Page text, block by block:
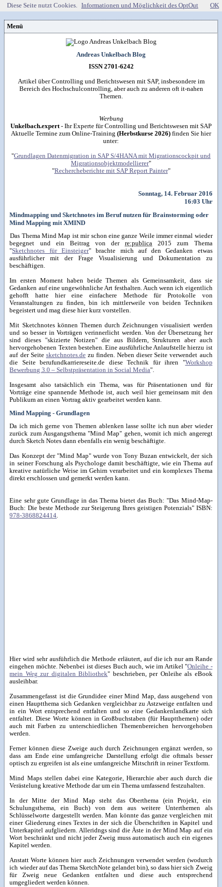
Menü
unkelbach.expert
Internet (149)
Office (90)
Artikelsuche
Apps für Android
Webempfehlungen
Workshop & Seminar
Autorenleben
Weitere Projekte
Datenschutzerklärung
Andreas Unkelbach Blog
ISSN 2701-6242
Artikel über Controlling und Berichtswesen mit SAP, insbesondere im
Bereich des Hochschulcontrolling, aber auch zu anderen oft it-nahen
Themen.
Werbung
Unkelbach.expert- Ihr Experte für Controlling und Berichtswesen mit SAP
Aktuelle Termine zum Online-Training (Herbstkurse 2026) finden Sie hier
unter:
"Grundlagen Datenmigration in SAP S/4HANA mit Migrationscockpit und
Migrationsobjektmodellierer"
"Rechercheberichte mit SAP Report Painter"
Sonntag, 14. Februar 2016
16:03 Uhr
Mindmapping und Sketchnotes im Beruf nutzen für Brainstorming oder
Mind Mapping mit XMIND
Das Thema Mind Map ist mir schon eine ganze Weile immer einmal wieder
begegnet und ein Beitrag von derre:publica 2015 zum Thema
"Sketchnotes für Einsteiger" brachte mich auf den Gedanken etwas
ausführlicher mit der Frage Visualisierung und Dokumentation zu
beschäftigen.
Im ersten Moment haben beide Themen als Gemeinsamkeit, dass sie
Gedanken auf eine ungewöhnliche Art festhalten. Auch wenn ich eigentlich
gehofft hatte hier eine einfachere Methode für Protokolle von
Veranstaltungen zu finden, bin ich mittlerweile von beiden Techniken
begeistert und mag diese hier kurz vorstellen.
Mit Sketchnotes können Themen durch Zeichnungen visualisiert werden
und so besser in Vorträgen verinnerlicht werden. Von der Übersetzung her
sind dieses "skizierte Notizen" die aus Bildern, Strukturen aber auch
hervorgehobenen Texten bestehen. Eine ausführliche Anlaufstelle hierzu ist
auf der Seite sketchnotes.dezu finden. Neben dieser Seite verwendet auch
die Seite berufundkarriereseite.de diese Technik für ihren "Workshop
Bewerbung 3.0 – Selbstpräsentation in Social Media".
Insgesamt also tatsächlich ein Thema, was für Präsentationen und für
Vorträge eine spannende Methode ist, auch weil hier gemeinsam mit den
Publikum an einen Vortrag aktiv gearbeitet werden kann.
Mind Mapping - Grundlagen
Da ich mich gerne von Themen ablenken lasse sollte ich nun aber wieder
zurück zum Ausgangsthema "Mind Map" gehen, womit ich mich angeregt
durch Sketch Notes dann ebenfalls ein wenig beschäftigte.
Das Konzept der "Mind Map" wurde von Tony Buzan entwickelt, der sich
in seiner Forschung als Psychologe damit beschäftigte, wie ein Thema auf
kreative natürliche Weise im Gehirn verarbeitet und ein komplexes Thema
direkt erschlossen und gemerkt werden kann.
Eine sehr gute Grundlage in das Thema bietet das Buch: "Das Mind-Map-
Buch: Die beste Methode zur Steigerung Ihres geistigen Potenzials" ISBN:
978-3868824414.
Hier wird sehr ausführlich die Methode erläutert, auf die ich nur am Rande
eingehen möchte. Nebenbei ist dieses Buch auch, wie im Artikel "Onleihe -
mein Weg zur digitalen Bibliothek" beschrieben, per Onleihe als eBook
ausleihbar.
Zusammengefasst ist die Grundidee einer Mind Map, dass ausgehend von
einen Hauptthema sich Gedanken vergleichbar zu Astzweige entfalten und
in ein Wort entsprechend entfalten und so eine Gedankenlandkarte sich
entfaltet. Diese Worte können in Großbuchstaben (für Hauptthemen) oder
auch mit Farben zu unterschiedlichen Themenbereichen hervorgehoben
werden.
Ferner können diese Zweige auch durch Zeichnungen ergänzt werden, so
dass am Ende eine umfangreiche Darstellung erfolgt die oftmals besser
optisch zu ergreifen ist als eine umfangreiche Mitschrift in reiner Textform.
Mind Maps stellen dabei eine Kategorie, Hierarchie aber auch durch die
Verästelung kreative Methode dar um ein Thema umfassend festzuhalten.
In der Mitte der Mind Map steht das Oberthema (ein Projekt, ein
Schulungsthema, ein Buch) von dem aus weitere Unterthemen als
Schlüsselworte dargestellt werden. Man könnte das ganze vergleichen mit
einer Gliederung eines Textes in der sich die Überschriften in Kapitel und
Unterkapitel aufgliedern. Alleridngs sind die Äste in der Mind Map auf ein
Wort beschränkt und nicht jeder Zweig muss automatisch auch ein eigenes
Kapitel werden.
Anstatt Worte können hier auch Zeichnungen verwendet werden (wodurch
ich wieder auf das Thema SketchNote gelandet bin), so dass hier sich Zweig
für Zweig neue Gedanken entfalten und diese auch entsprechend
umgegliedert werden können.
Diese Seite nutzt Cookies. Informationen und Möglichkeit des OptOut OK